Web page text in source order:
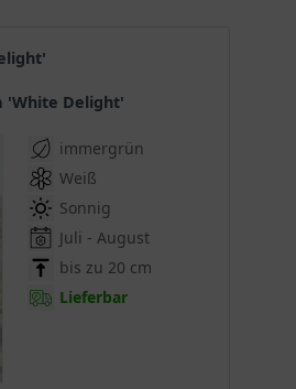
'White Delight'
immergrün
Weiß
Sonnig
Juli - August
bis zu 20 cm
Lieferbar